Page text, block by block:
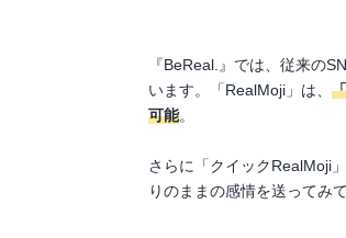
『BeReal.』では、従来の
います。「RealMoji」は、
可能。
さらに「クイックRealMoji
りのままの感情を送ってみ